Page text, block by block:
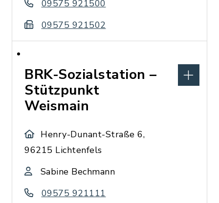
09575 921500
09575 921502
BRK-Sozialstation –
Stützpunkt
Weismain
Henry-Dunant-Straße 6,
96215 Lichtenfels
Sabine Bechmann
09575 921111